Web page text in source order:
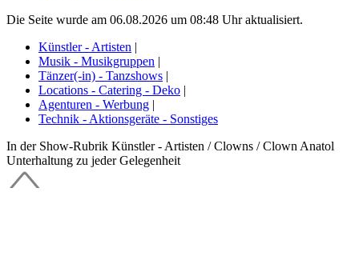
Die Seite wurde am 06.08.2026 um 08:48 Uhr aktualisiert.
Künstler - Artisten |
Musik - Musikgruppen |
Tänzer(-in) - Tanzshows |
Locations - Catering - Deko |
Agenturen - Werbung |
Technik - Aktionsgeräte - Sonstiges
In der Show-Rubrik Künstler - Artisten / Clowns / Clown Anatol
Unterhaltung zu jeder Gelegenheit